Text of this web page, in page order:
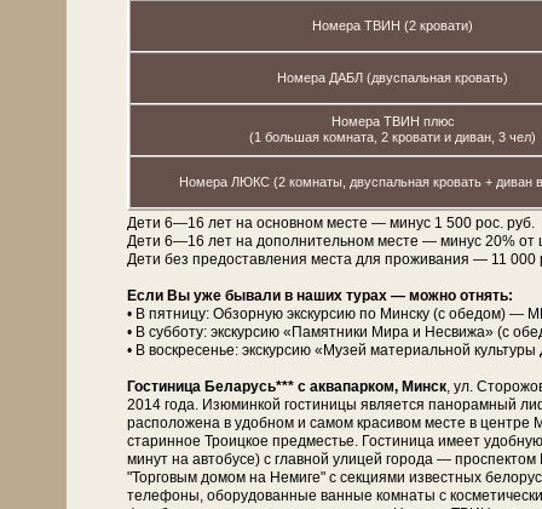
Номера ТВИН (2 кровати)
Номера ДАБЛ (двуспальная кровать)
Номера ТВИН плюс
(1 большая комната, 2 кровати и диван, 3 чел)
Номера ЛЮКС (2 комнаты, двуспальная кровать + диван в
Дети 6—16 лет на основном месте — минус 1 500 рос. руб.
Дети 6—16 лет на дополнительном месте — минус 20% от
Дети без предоставления места для проживания — 11 000
Если Вы уже бывали в наших турах — можно отнять:
• В пятницу: Обзорную экскурсию по Минску (с обедом) —
• В субботу: экскурсию «Памятники Мира и Несвижа» (с
• В воскресенье: экскурсию «Музей материальной
Гостиница Беларусь*** с аквапарком, Минск, ул.
2014 года. Изюминкой гости­ни­цы является панорамный
расположена в удобном и самом красивом месте в центре
старинное Троицкое предместье. Гостиница имеет
минут на автобусе) с главной улицей города —
"Торговым домом на Немиге" с секциями известных
телефоны, оборудованные ванные комнаты с